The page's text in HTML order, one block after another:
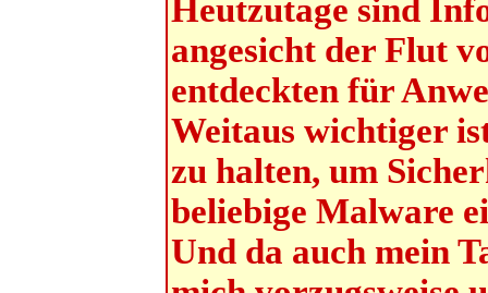
Heutzutage sind
angesicht der Flut
entdeckten für
Weitaus wichtiger
zu halten, um
beliebige Malware
Und da auch mein